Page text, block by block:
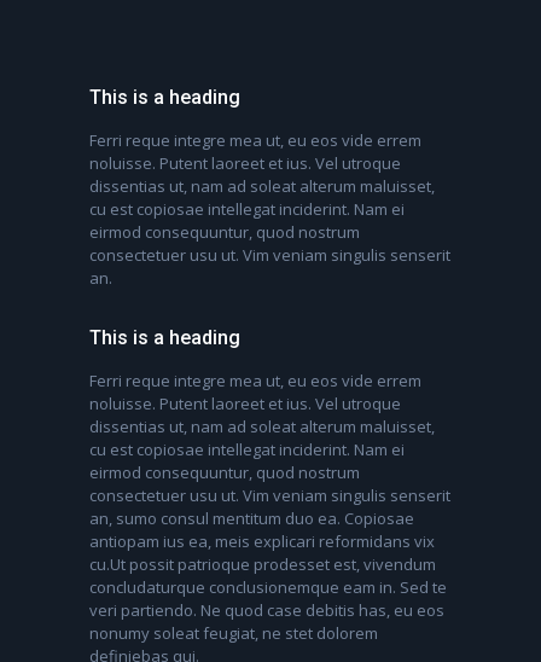
This is a heading
Ferri reque integre mea ut, eu eos vide errem
noluisse. Putent laoreet et ius. Vel utroque
dissentias ut, nam ad soleat alterum maluisset,
cu est copiosae intellegat inciderint. Nam ei
eirmod consequuntur, quod nostrum
consectetuer usu ut. Vim veniam singulis senserit
an.
This is a heading
Ferri reque integre mea ut, eu eos vide errem
noluisse. Putent laoreet et ius. Vel utroque
dissentias ut, nam ad soleat alterum maluisset,
cu est copiosae intellegat inciderint. Nam ei
eirmod consequuntur, quod nostrum
consectetuer usu ut. Vim veniam singulis senserit
an, sumo consul mentitum duo ea. Copiosae
antiopam ius ea, meis explicari reformidans vix
cu.Ut possit patrioque prodesset est, vivendum
concludaturque conclusionemque eam in. Sed te
veri partiendo. Ne quod case debitis has, eu eos
nonumy soleat feugiat, ne stet dolorem
definiebas qui.